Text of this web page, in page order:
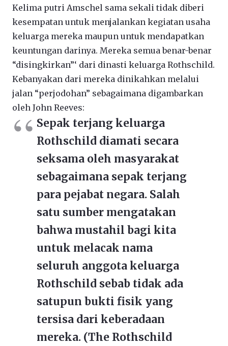
Kelima putri Amschel sama sekali tidak diberi
kesempatan untuk menjalankan kegiatan usaha
keluarga mereka maupun untuk mendapatkan
keuntungan darinya. Mereka semua benar-benar
“disingkirkan”‘ dari dinasti keluarga Rothschild.
Kebanyakan dari mereka dinikahkan melalui
jalan “perjodohan” sebagaimana digambarkan
oleh John Reeves:
Sepak terjang keluarga
Rothschild diamati secara
seksama oleh masyarakat
sebagaimana sepak terjang
para pejabat negara. Salah
satu sumber mengatakan
bahwa mustahil bagi kita
untuk melacak nama
seluruh anggota keluarga
Rothschild sebab tidak ada
satupun bukti fisik yang
tersisa dari keberadaan
mereka. (The Rothschild